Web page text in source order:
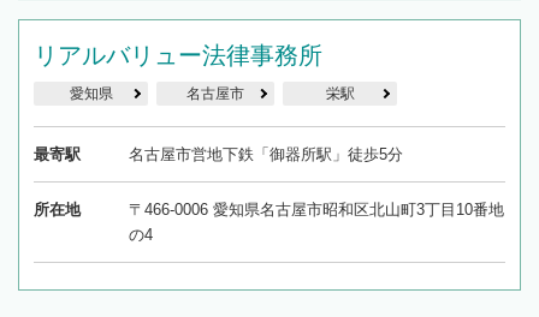
リアルバリュー法律事務所
愛知県 名古屋市 栄駅
最寄駅 名古屋市営地下鉄「御器所駅」徒歩5分
所在地
〒466-0006 愛知県名古屋市昭和区北山町3丁目10番地
の4